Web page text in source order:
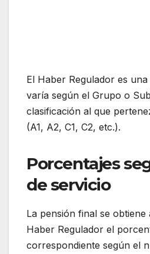
El Haber Regulador es
varía según el Grupo o
clasificación al que
(A1, A2, C1, C2, etc.).
Porcentajes
de servicio
La pensión final se obtiene
Haber Regulador el
correspondiente según el